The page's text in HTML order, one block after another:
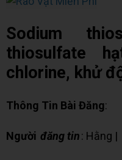
Sodium
thiosulfate
chlorine, khử
Thông Tin Bài Đăng:
Người đăng tin: Hằng |